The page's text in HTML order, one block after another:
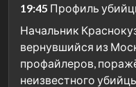
19:45 Профиль
Начальник
вернувшийся из
профайлеров,
неизвестного